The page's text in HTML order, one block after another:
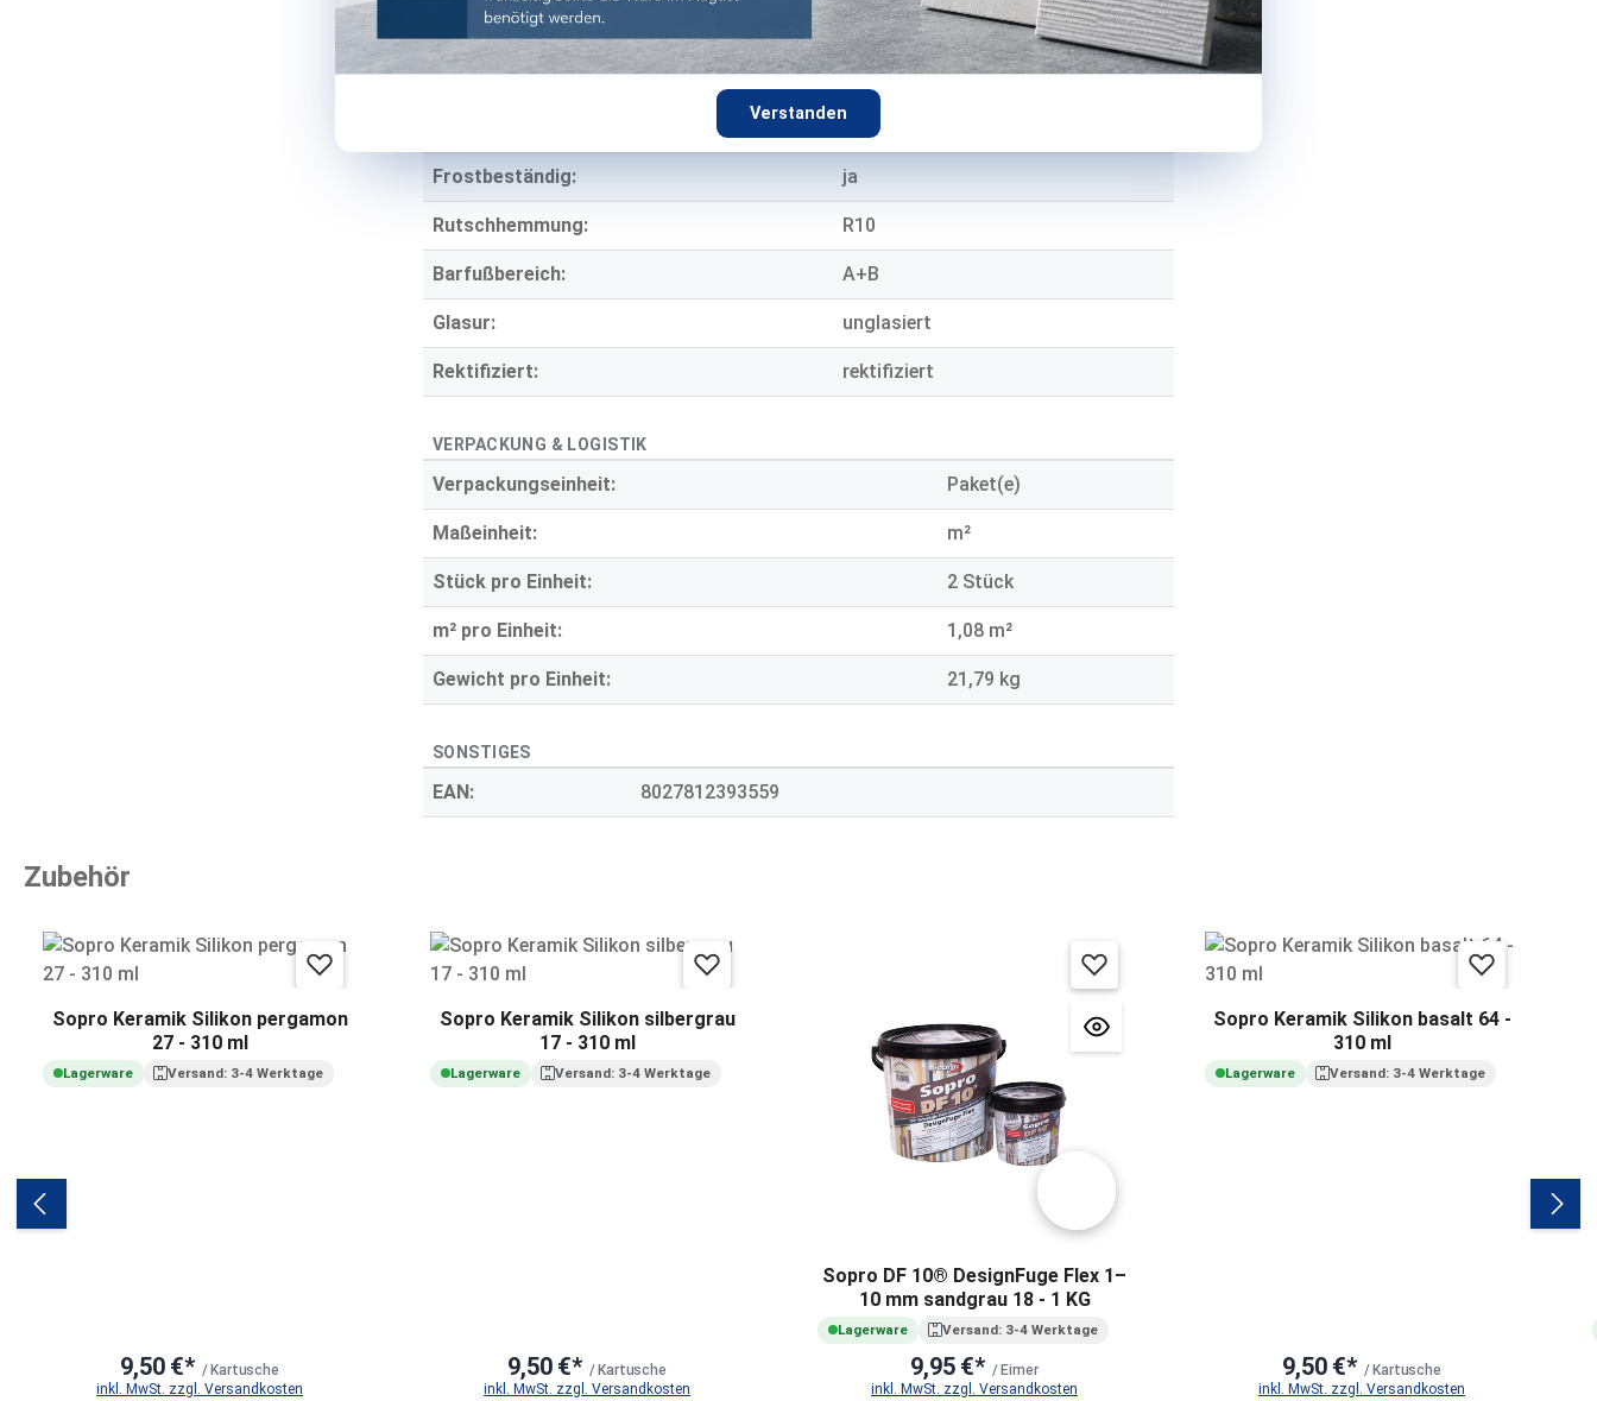
Verstanden
TECHNISCHE EIGENSCHAFTEN
Einsatzbereich: Wand & Boden
Innen & Außen
Frostbeständig: ja
Rutschhemmung: R10
Barfußbereich: A+B
Glasur: unglasiert
Rektifiziert: rektifiziert
VERPACKUNG & LOGISTIK
Verpackungseinheit: Paket(e)
Maßeinheit: m²
Stück pro Einheit: 2 Stück
m² pro Einheit: 1,08 m²
Gewicht pro Einheit: 21,79 kg
SONSTIGES
EAN: 8027812393559
Zubehör
Sopro Keramik Silikon pergamon
27 - 310 ml
Lagerware Versand: 3-4 Werktage
9,50 €* / Kartusche
inkl. MwSt. zzgl. Versandkosten
Sopro Keramik Silikon silbergrau
17 - 310 ml
Lagerware Versand: 3-4 Werktage
9,50 €* / Kartusche
inkl. MwSt. zzgl. Versandkosten
Sopro DF 10® DesignFuge Flex 1–
10 mm sandgrau 18 - 1 KG
Lagerware Versand: 3-4 Werktage
9,95 €* / Eimer
inkl. MwSt. zzgl. Versandkosten
Sopro Keramik Silikon basalt 64 -
310 ml
Lagerware Versand: 3-4 Werktage
9,50 €* / Kartusche
inkl. MwSt. zzgl. Versandkosten